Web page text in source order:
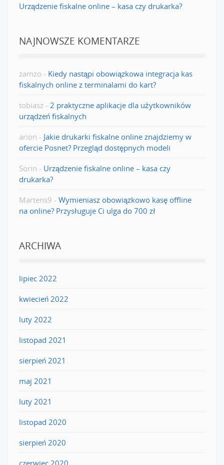
Urządzenie fiskalne online – kasa czy drukarka?
NAJNOWSZE KOMENTARZE
zamzo - Kiedy nastąpi obowiązkowa integracja kas
fiskalnych online z terminalami do kart?
tobiasz - 2 praktyczne aplikacje dla użytkowników
urządzeń fiskalnych
arion - Jakie drukarki fiskalne online znajdziemy w
ofercie Posnet? Przegląd dostępnych modeli
Sorin - Urządzenie fiskalne online – kasa czy
drukarka?
Martens9 - Wymieniasz obowiązkowo kasę offline
na online? Przysługuje Ci ulga do 700 zł
ARCHIWA
lipiec 2022
kwiecień 2022
luty 2022
listopad 2021
sierpień 2021
maj 2021
luty 2021
listopad 2020
sierpień 2020
czerwiec 2020